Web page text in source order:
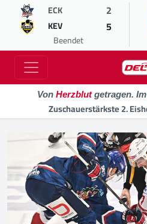
ECK 2
KEV 5
Beendet
Von Herzblutgetragen. Im
Zuschauerstärkste 2.